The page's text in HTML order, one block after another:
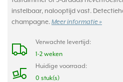
instelbaar, nalooptijd vast.
champagne. Meer informatie »
Verwachte levertijd:
1-2 weken
Huidige voorraad:
0 stuk(s)